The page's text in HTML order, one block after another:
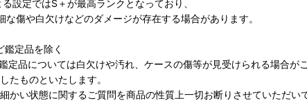
設定ではS＋が最高ランクとなっており、
な傷や白欠けなどのダメージが存在する場合があります。
鑑定品を除く
定品については白欠けや汚れ、ケースの傷等が見受けられる場合が
たものといたします。
かい状態に関するご質問を商品の性質上一切お断りさせていただい